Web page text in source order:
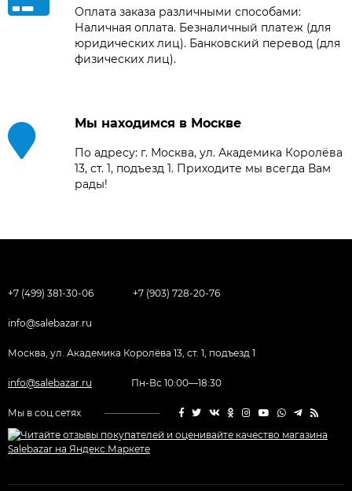
Оплата заказа различными способами:
Наличная оплата. Безналичный платеж (для
юридических лиц). Банковский перевод (для
физических лиц).
Мы находимся в Москве
По адресу: г. Москва, ул. Академика Королёва
13, ст. 1, подъезд 1. Приходите мы всегда Вам
рады!
+7 (499) 381-30-06 +7 (903) 728-20-76
info@salebazar.ru
Москва, ул. Академика Королёва 13, ст. 1, подъезд 1
info@salebazar.ru Пн-Вс 10:00—18:30
Мы в соц.сетях